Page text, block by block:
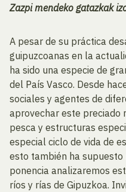
Zazpi mendeko gatazkak
A pesar de su práctica
guipuzcoanas en la
ha sido una especie de
del País Vasco. Desde
sociales y agentes de
aprovechar este preciado
pesca y estructuras
especial ciclo de vida de
esto también ha
ponencia analizaremos
ríos y rías de Gipuzkoa.